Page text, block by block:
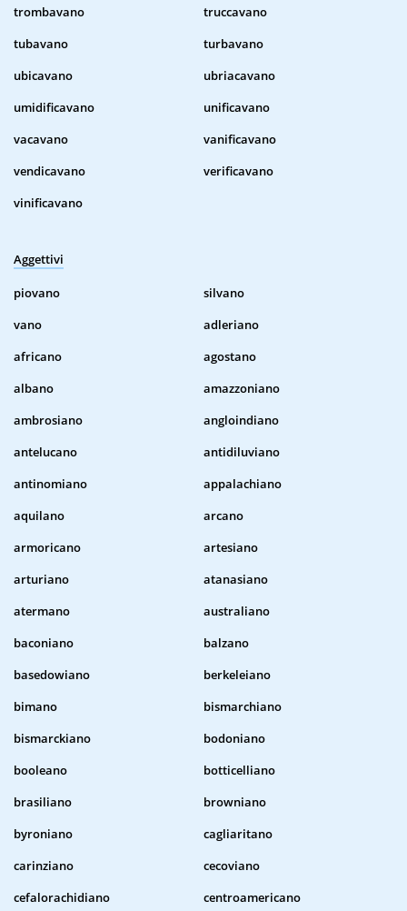
trombavano
truccavano
tubavano
turbavano
ubicavano
ubriacavano
umidificavano
unificavano
vacavano
vanificavano
vendicavano
verificavano
vinificavano
Aggettivi
piovano
silvano
vano
adleriano
africano
agostano
albano
amazzoniano
ambrosiano
angloindiano
antelucano
antidiluviano
antinomiano
appalachiano
aquilano
arcano
armoricano
artesiano
arturiano
atanasiano
atermano
australiano
baconiano
balzano
basedowiano
berkeleiano
bimano
bismarchiano
bismarckiano
bodoniano
booleano
botticelliano
brasiliano
browniano
byroniano
cagliaritano
carinziano
cecoviano
cefalorachidiano
centroamericano